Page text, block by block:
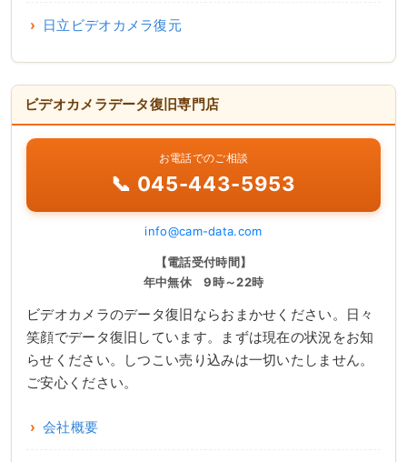
日立ビデオカメラ復元
ビデオカメラデータ復旧専門店
お電話でのご相談
📞 045-443-5953
info@cam-data.com
【電話受付時間】
年中無休 9時～22時
ビデオカメラのデータ復旧ならおまかせください。日々
笑顔でデータ復旧しています。まずは現在の状況をお知
らせください。しつこい売り込みは一切いたしません。
ご安心ください。
会社概要